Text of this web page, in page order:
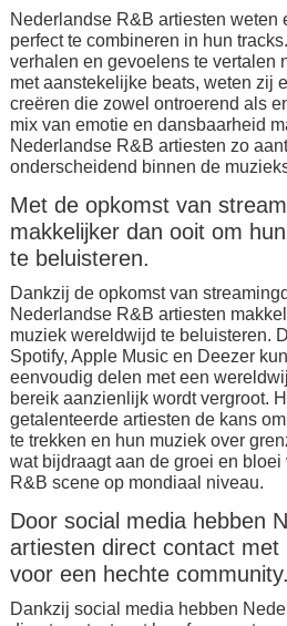
Nederlandse R&B artiesten weten
perfect te combineren in hun
verhalen en gevoelens te vertalen
met aanstekelijke beats, weten zij
creëren die zowel ontroerend als
mix van emotie en dansbaarheid
Nederlandse R&B artiesten zo
onderscheidend binnen de
Met de opkomst van
makkelijker dan ooit om
te beluisteren.
Dankzij de opkomst van
Nederlandse R&B artiesten
muziek wereldwijd te beluisteren.
Spotify, Apple Music en Deezer
eenvoudig delen met een
bereik aanzienlijk wordt vergroot.
getalenteerde artiesten de kans
te trekken en hun muziek over
wat bijdraagt aan de groei en
R&B scene op mondiaal niveau.
Door social media hebben
artiesten direct contact
voor een hechte community.
Dankzij social media hebben